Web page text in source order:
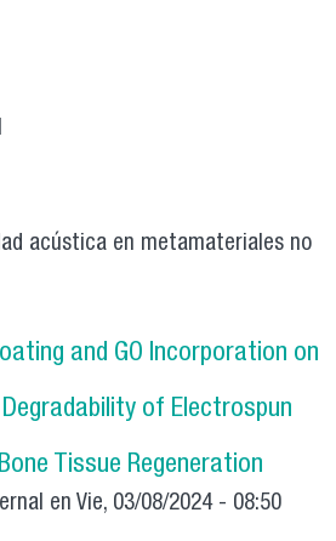
acústica en metamateriales no
and GO Incorporation on
of Electrospun
Tissue Regeneration
en Vie, 03/08/2024 - 08:50